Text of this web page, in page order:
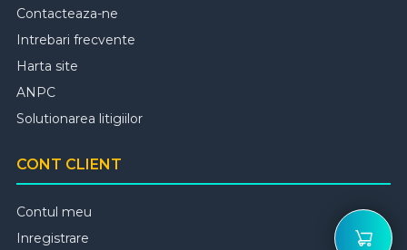
Contacteaza-ne
Intrebari frecvente
Harta site
ANPC
Solutionarea litigiilor
CONT CLIENT
Contul meu
Inregistrare